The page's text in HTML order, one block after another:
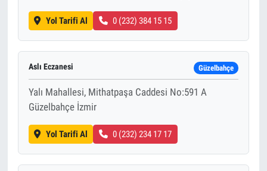
Yol Tarifi Al 0 (232) 384 15 15
Aslı Eczanesi Güzelbahçe
Yalı Mahallesi, Mithatpaşa Caddesi No:591 A
Güzelbahçe İzmir
Yol Tarifi Al 0 (232) 234 17 17